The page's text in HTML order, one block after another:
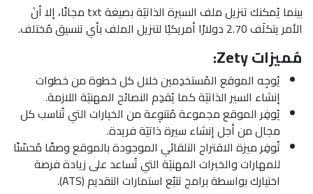
بينما يُمكنك تنزيل ملف السيرة الذاتيَة بصيغة txt مجانًا، إلا أنَ
الأمر يتكلَف 2.70 دولارًا أمريكيًا لتنزيل الملف بأي تنسيق مُختلف.
مُميزات Zety:
يُوجِه الموقع المُستخدِمين خلال كل خطوة من خطوات
إنشاء السير الذاتيَة كما يُقدِم النصائح المهنيَة اللازمة.
يُوفِر الموقع مجموعة مُتنوِعة من الخيارات التي تُناسب كل
مجال من أجل إنشاء سيرة ذاتيَة فريدة.
تُوفِر ميزة الاقتراح التلقائي الموجودة بالموقع وصفًا مُحسّنًا
للمهارات والخبرات المهنيَة التي تُساعد على زيادة فرصة
اختيارك بواسطة برامج تتبُع استمارات التقديم (ATS).